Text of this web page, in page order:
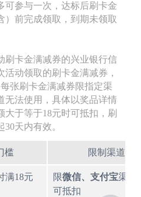
可参与一次，达标后刷卡金
）前完成领取，到期未领取
刷卡金满减券的兴业银行信
活动领取的刷卡金满减券，
张刷卡金满减券限指定渠
无法使用，具体以奖品详情
大于等于18元时可抵扣，刷
天内有效。
槛 限制渠道
满18元
限微信、支付宝渠道
可抵扣